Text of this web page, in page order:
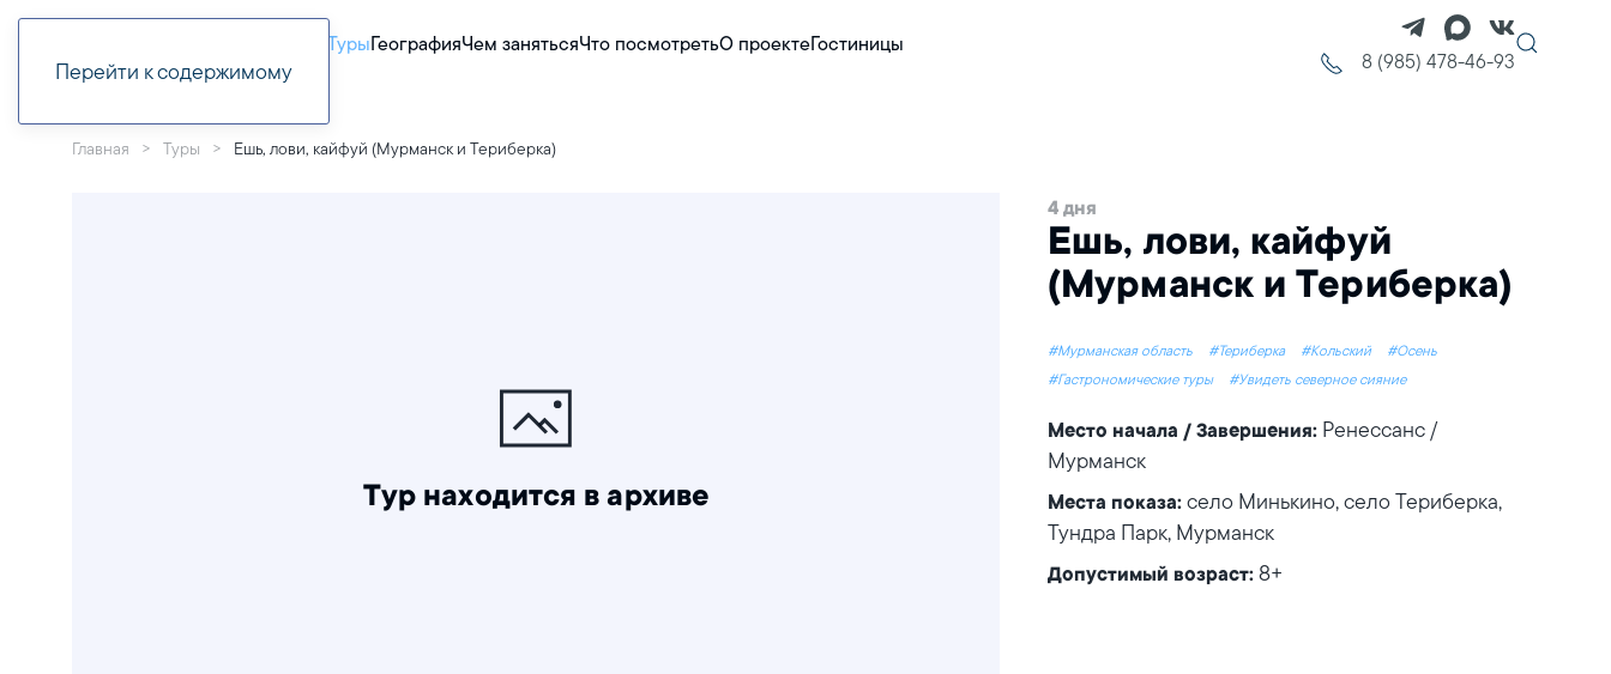
Перейти к содержимому
ТурыГеографияЧем занятьсяЧто посмотретьО проектеГостиницы
8 (985) 478-46-93
Главная Туры Ешь, лови, кайфуй (Мурманск и Териберка)
Тур находится в архиве
4 дня
Ешь, лови, кайфуй
(Мурманск и Териберка)
#Мурманская область #Териберка #Кольский
#Осень
#Гастрономические туры
#Увидеть северное сияние
Место начала / Завершения: Ренессанс /
Мурманск
Места показа: село Минькино, село Териберка,
Тундра Парк, Мурманск
Допустимый возраст: 8+